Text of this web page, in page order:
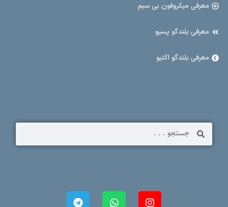
معرفی میکروفون بی سیم
معرفی بلندگو پسیو
معرفی بلندگو اکتیو